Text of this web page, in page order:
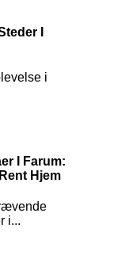
I
i
I Farum:
Hjem
i...